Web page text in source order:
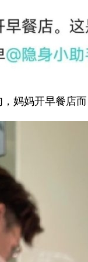
妈妈开早餐店